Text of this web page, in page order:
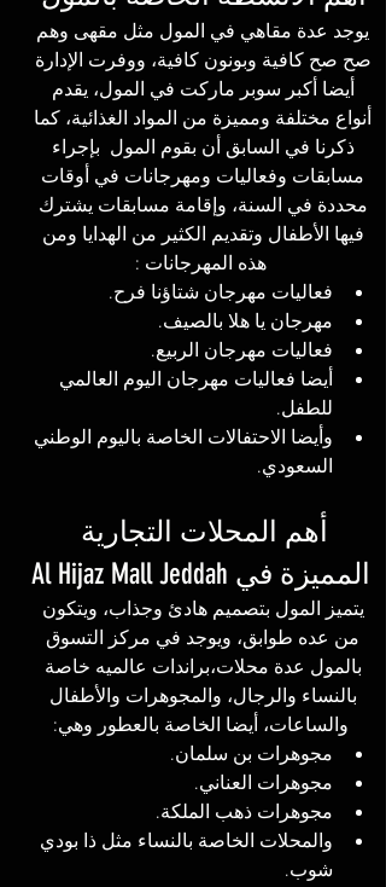
يوجد عدة مقاهي في المول مثل مقهى وهم
صح صح كافية وبونون كافية، ووفرت الإدارة
أيضا أكبر سوبر ماركت في المول، يقدم
أنواع مختلفة ومميزة من المواد الغذائية، كما
ذكرنا في السابق أن بقوم المول  بإجراء
مسابقات وفعاليات ومهرجانات في أوقات
محددة في السنة، وإقامة مسابقات يشترك
فيها الأطفال وتقديم الكثير من الهدايا ومن
هذه المهرجانات :
فعاليات مهرجان شتاؤنا فرح.
مهرجان يا هلا بالصيف.
فعاليات مهرجان الربيع.
أيضا فعاليات مهرجان اليوم العالمي
للطفل.
وأيضا الاحتفالات الخاصة باليوم الوطني
السعودي.
أهم المحلات التجارية
المميزة في Al Hijaz Mall Jeddah
يتميز المول بتصميم هادئ وجذاب، ويتكون
من عده طوابق، ويوجد في مركز التسوق
بالمول عدة محلات،براندات عالميه خاصة
بالنساء والرجال، والمجوهرات والأطفال
والساعات، أيضا الخاصة بالعطور وهي:
مجوهرات بن سلمان.
مجوهرات العناني.
مجوهرات ذهب الملكة.
والمحلات الخاصة بالنساء مثل ذا بودي
شوب.